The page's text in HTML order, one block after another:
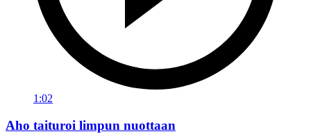
1:02
Aho taituroi limpun nuottaan